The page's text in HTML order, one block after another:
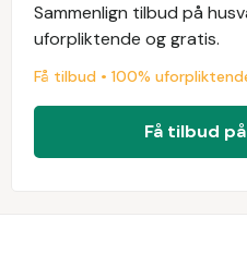
Sammenlign tilbud på
uforpliktende og gratis.
Få tilbud • 100%
Få tilbud